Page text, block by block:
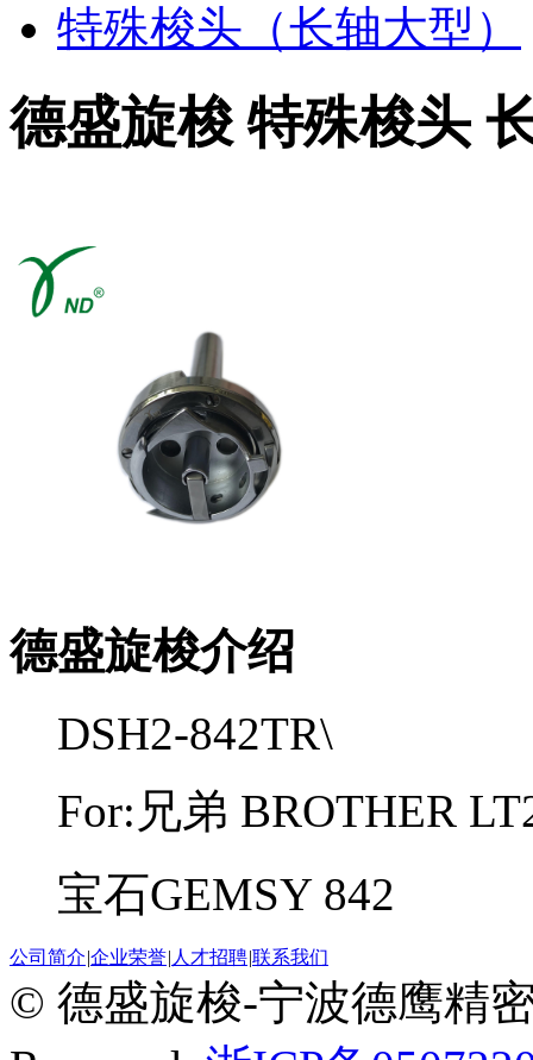
特殊梭头（长轴大型）
德盛旋梭 特殊梭头
德盛旋梭介绍
DSH2-842TR\
For:兄弟 BROTHER
宝石GEMSY 842
公司简介|企业荣誉| 人才招聘|联系我们
© 德盛旋梭-宁波德鹰精